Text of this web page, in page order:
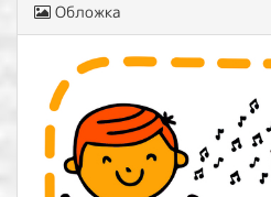
Обложка